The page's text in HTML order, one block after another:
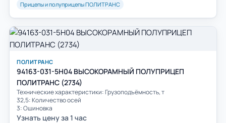
Прицепы и полуприцепы ПОЛИТРАНС
ПОЛИТРАНС
94163-031-5H04 ВЫСОКОРАМНЫЙ ПОЛУПРИЦЕП
ПОЛИТРАНС (2734)
Технические характеристики: Грузоподъёмность, т
32,5: Количество осей
3: Ошиновка
Узнать цену за 1 час